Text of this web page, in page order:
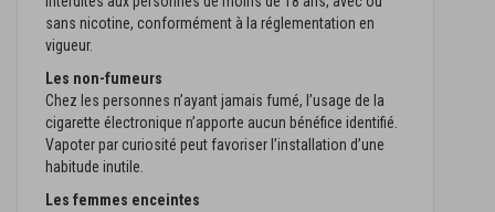
sans nicotine, conformément à la réglementation en
vigueur.
Les non-fumeurs
Chez les personnes n’ayant jamais fumé, l’usage de la
cigarette électronique n’apporte aucun bénéfice identifié.
Vapoter par curiosité peut favoriser l’installation d’une
habitude inutile.
Les femmes enceintes